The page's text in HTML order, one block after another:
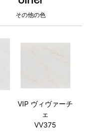
VIP ヴィヴァーチ
ェ
VV375
NEW イクリプス
クリーム
SC444
NEW イクリプス
イオン
SA473
ローム
VL155
VIP プリミエール
レガート
VL322
ぺブルエボニー
PE814
その他の色
NEW スノーフォ
ル
VS324